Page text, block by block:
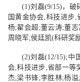
(1)刘磊(9/15) ， 破
国黄金协会 科技进步
杨;翟会超 ;董云涛;董志
周晓军;侯廷凯 (科研奖
(2)刘磊(12/15); 中
会 ,科技进步 省部一等
杰;梁书锋;李胜林;杨溢;